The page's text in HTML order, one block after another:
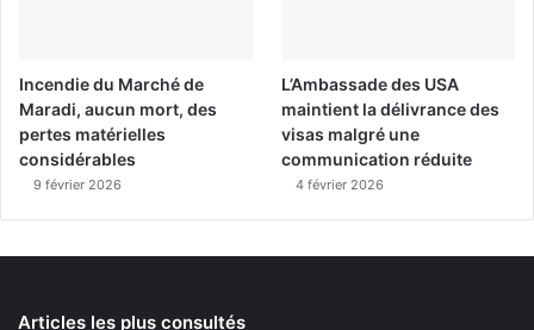
Incendie du Marché de
Maradi, aucun mort, des
pertes matérielles
considérables
9 février 2026
L’Ambassade des USA
maintient la délivrance des
visas malgré une
communication réduite
4 février 2026
Articles les plus consultés